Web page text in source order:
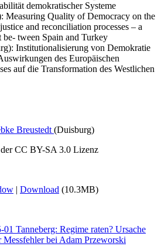
demokratischer Systeme
Measuring Quality of Democracy on the
and reconciliation processes – a
be- tween Spain and Turkey
Institutionalisierung von Demokratie
des Europäischen
auf die Transformation des Westlichen
Breustedt (Duisburg)
CC BY-SA 3.0 Lizenz
| Download (10.3MB)
01 Tanneberg: Regime raten? Ursache
Messfehler bei Adam Przeworski